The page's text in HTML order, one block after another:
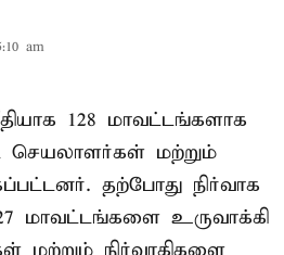
am
128 மாவட்டங்களாக
செயலாளர்கள் மற்றும்
தற்போது நிர்வாக
மாவட்டங்களை உருவாக்கி